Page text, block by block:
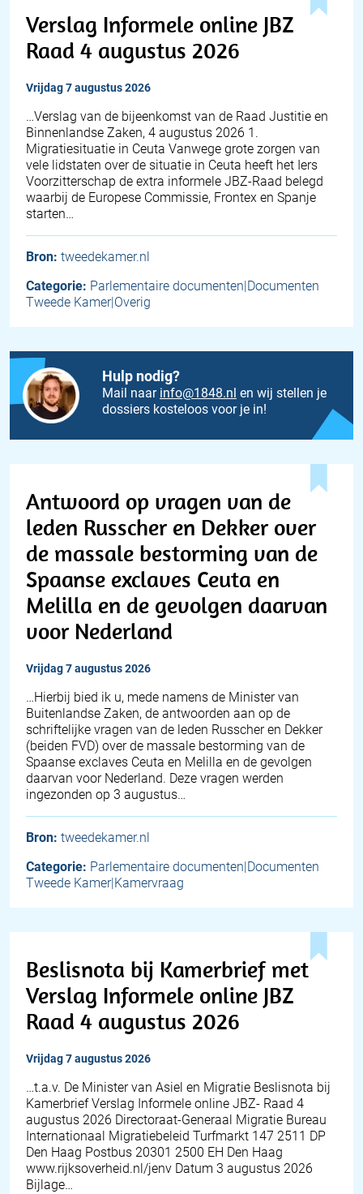
Verslag Informele online JBZ
Raad 4 augustus 2026
vrijdag 7 augustus 2026
… Verslag van de bijeenkomst van de Raad Justitie en
Binnenlandse Zaken, 4 augustus 2026 1.
Migratiesituatie in Ceuta Vanwege grote zorgen van
vele lidstaten over de situatie in Ceuta heeft het Iers
Voorzitterschap de extra informele JBZ-Raad belegd
waarbij de Europese Commissie, Frontex en Spanje
starten…
Bron: tweedekamer.nl
Categorie: Parlementaire documenten|Documenten
Tweede Kamer|Overig
Hulp nodig?
Mail naar info@1848.nl en wij stellen je
dossiers kosteloos voor je in!
Antwoord op vragen van de
leden Russcher en Dekker over
de massale bestorming van de
Spaanse exclaves Ceuta en
Melilla en de gevolgen daarvan
voor Nederland
vrijdag 7 augustus 2026
… Hierbij bied ik u, mede namens de Minister van
Buitenlandse Zaken, de antwoorden aan op de
schriftelijke vragen van de leden Russcher en Dekker
(beiden FVD) over de massale bestorming van de
Spaanse exclaves Ceuta en Melilla en de gevolgen
daarvan voor Nederland. Deze vragen werden
ingezonden op 3 augustus…
Bron: tweedekamer.nl
Categorie: Parlementaire documenten|Documenten
Tweede Kamer|Kamervraag
Beslisnota bij Kamerbrief met
Verslag Informele online JBZ
Raad 4 augustus 2026
vrijdag 7 augustus 2026
…t.a.v. De Minister van Asiel en Migratie Beslisnota bij
Kamerbrief Verslag Informele online JBZ- Raad 4
augustus 2026 Directoraat-Generaal Migratie Bureau
Internationaal Migratiebeleid Turfmarkt 147 2511 DP
Den Haag Postbus 20301 2500 EH Den Haag
www.rijksoverheid.nl/jenv Datum 3 augustus 2026
Bijlage…